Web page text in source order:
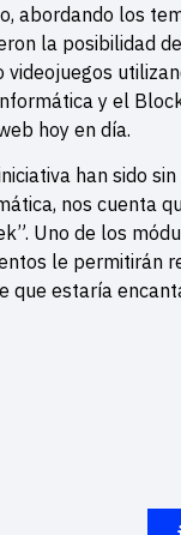
abordando los
la posibilidad
videojuegos
y el
hoy en día.
han sido
nos cuenta
Uno de los
le
que estaría